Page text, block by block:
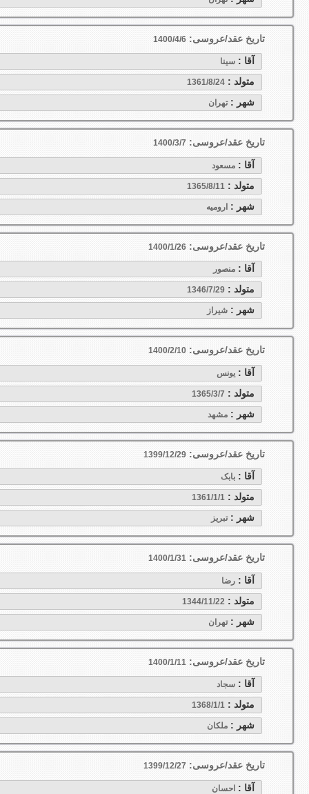
تاریخ عقد/عروسی: 1400/4/6
آقا : سینا
متولد : 1361/8/24
شهر :تهران
تاریخ عقد/عروسی: 1400/3/7
آقا : مسعود
متولد : 1365/8/11
شهر : اروميه
تاریخ عقد/عروسی: 1400/1/26
آقا : منصور
متولد : 1346/7/29
شهر : شيراز
تاریخ عقد/عروسی: 1400/2/10
آقا : یونس
متولد : 1365/3/7
شهر : مشهد
تاریخ عقد/عروسی: 1399/12/29
آقا : بابک
متولد : 1361/1/1
شهر :تبريز
تاریخ عقد/عروسی: 1400/1/31
آقا : رضا
متولد : 1344/11/22
شهر :تهران
تاریخ عقد/عروسی: 1400/1/11
آقا : سجاد
متولد : 1368/1/1
شهر : ملكان
تاریخ عقد/عروسی: 1399/12/27
آقا : احسان